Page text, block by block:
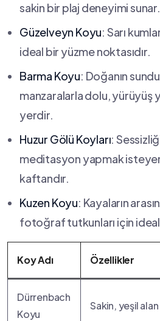
sakin bir ⁤plaj deneyimi sunar.
Güzelveyn Koyu: ‍Sarı
ideal​ bir yüzme noktasıdır.
Barma Koyu: Doğanın
manzaralarla dolu, yürüyüş
yerdir.
Huzur ​Gölü Koyları:
meditasyon ‍yapmak
kaftandır.
Kuzen Koyu: Kayaların
fotoğraf tutkunları için
Koy Adı Özellikler
Dürrenbach
Koyu
Sakin, yeşil alan